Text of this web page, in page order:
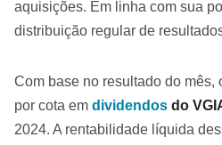
aquisições. Em linha com sua
distribuição regular de
Com base no resultado do mês,
por cota em dividendos do
2024. A rentabilidade líquida